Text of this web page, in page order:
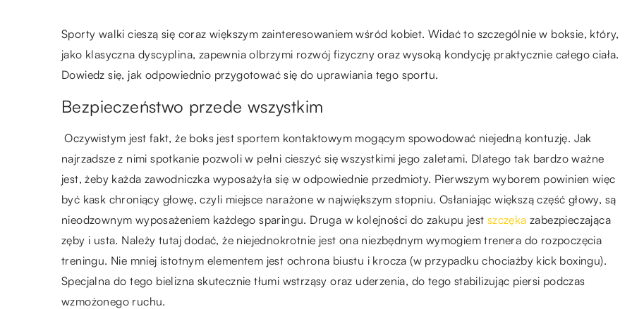
Sporty walki cieszą się coraz większym zainteresowaniem wśród kobiet. Widać to szczególnie w boksie, który,
jako klasyczna dyscyplina, zapewnia olbrzymi rozwój fizyczny oraz wysoką kondycję praktycznie całego ciała.
Dowiedz się, jak odpowiednio przygotować się do uprawiania tego sportu.
Bezpieczeństwo przede wszystkim
Oczywistym jest fakt, że boks jest sportem kontaktowym mogącym spowodować niejedną kontuzję. Jak
najrzadsze z nimi spotkanie pozwoli w pełni cieszyć się wszystkimi jego zaletami. Dlatego tak bardzo ważne
jest, żeby każda zawodniczka wyposażyła się w odpowiednie przedmioty. Pierwszym wyborem powinien więc
być kask chroniący głowę, czyli miejsce narażone w największym stopniu. Osłaniając większą część głowy, są
nieodzownym wyposażeniem każdego sparingu. Druga w kolejności do zakupu jest szczęka zabezpieczająca
zęby i usta. Należy tutaj dodać, że niejednokrotnie jest ona niezbędnym wymogiem trenera do rozpoczęcia
treningu. Nie mniej istotnym elementem jest ochrona biustu i krocza (w przypadku chociażby kick boxingu).
Specjalna do tego bielizna skutecznie tłumi wstrząsy oraz uderzenia, do tego stabilizując piersi podczas
wzmożonego ruchu.